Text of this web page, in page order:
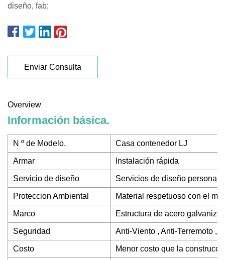
diseño, fab;
Enviar Consulta
Overview
Información básica.
N º de Modelo. Casa contenedor LJ
Armar Instalación rápida
Servicio de diseño Servicios de diseño
Proteccion Ambiental Material respetuoso con el
Marco Estructura de acero
Seguridad Anti-Viento , Anti-Terremoto ,
Costo Menor costo que la